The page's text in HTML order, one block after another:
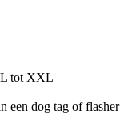
L tot XXL
een dog tag of flasher